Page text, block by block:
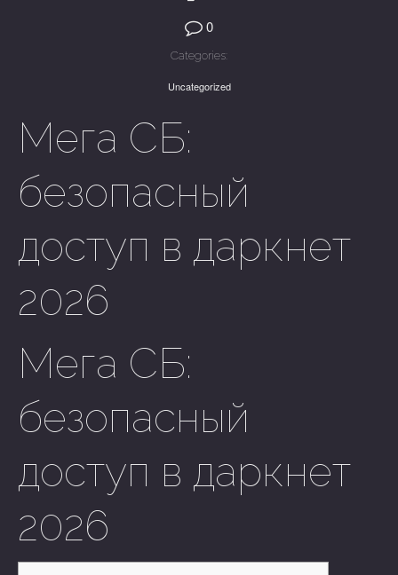
0
Categories:
Uncategorized
Мега СБ:
безопасный
доступ в даркнет
2026
Мега СБ:
безопасный
доступ в даркнет
2026